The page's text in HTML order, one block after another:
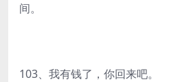
间。
103、我有钱了，你回来吧。